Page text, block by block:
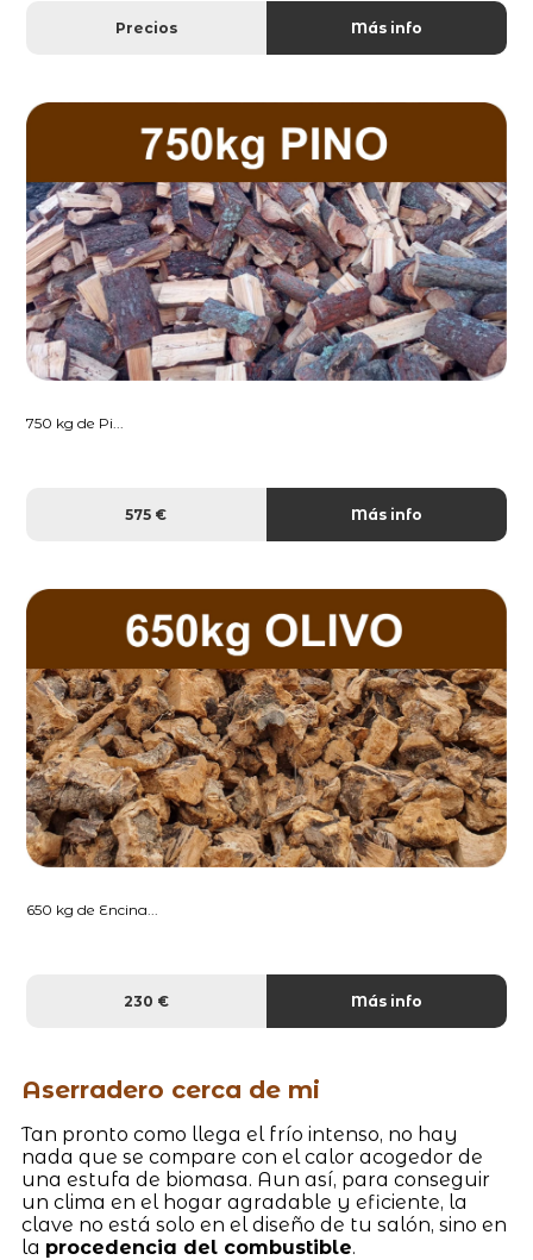
Precios Más info
750 kg de Pi...
575 € Más info
650 kg de Encina...
230 € Más info
Aserradero cerca de mi
Tan pronto como llega el frío intenso, no hay
nada que se compare con el calor acogedor de
una estufa de biomasa. Aun así, para conseguir
un clima en el hogar agradable y eficiente, la
clave no está solo en el diseño de tu salón, sino en
la procedencia del combustible.